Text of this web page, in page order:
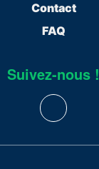
Contact
FAQ
Suivez-nous !